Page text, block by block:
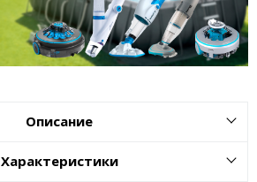
Описание
Характеристики